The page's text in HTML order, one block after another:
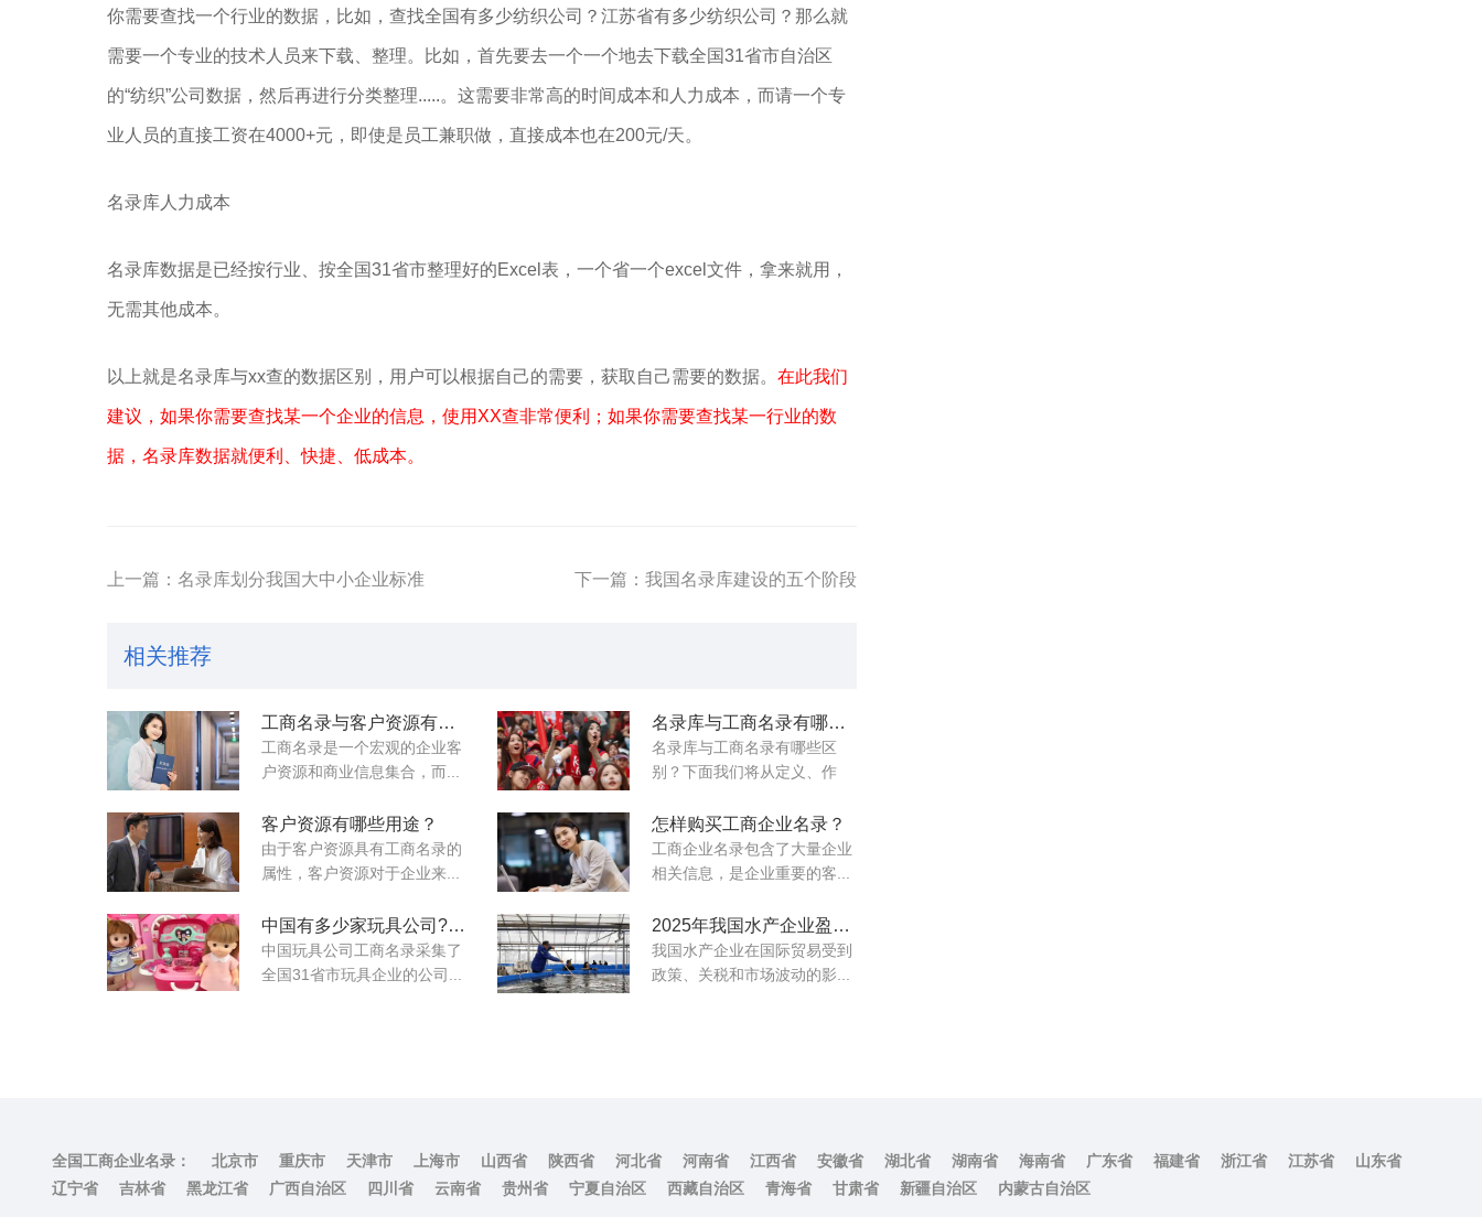
你需要查找一个行业的数据，比如，查找全国有多少纺织公司？江苏省有多少纺织公司？那么就
需要一个专业的技术人员来下载、整理。比如，首先要去一个一个地去下载全国31省市自治区
的“纺织”公司数据，然后再进行分类整理.....。这需要非常高的时间成本和人力成本，而请一个专
业人员的直接工资在4000+元，即使是员工兼职做，直接成本也在200元/天。
名录库人力成本
名录库数据是已经按行业、按全国31省市整理好的Excel表，一个省一个excel文件，拿来就用，
无需其他成本。
以上就是名录库与xx查的数据区别，用户可以根据自己的需要，获取自己需要的数据。 在此我们
建议，如果你需要查找某一个企业的信息，使用XX查非常便利；如果你需要查找某一行业的数
据，名录库数据就便利、快捷、低成本。
上一篇：名录库划分我国大中小企业标准 下一篇：我国名录库建设的五个阶段
相关推荐
工商名录与客户资源有什么区别？
工商名录是一个宏观的企业客
户资源和商业信息集合，而...
名录库与工商名录有哪些区别？
名录库与工商名录有哪些区
别？下面我们将从定义、作
客户资源有哪些用途？
由于客户资源具有工商名录的
属性，客户资源对于企业来...
怎样购买工商企业名录？
工商企业名录包含了大量企业
相关信息，是企业重要的客...
中国有多少家玩具公司?如何联系他们?
中国玩具公司工商名录采集了
全国31省市玩具企业的公司...
2025年我国水产企业盈利能力有不确定性风险
我国水产企业在国际贸易受到
政策、关税和市场波动的影...
全国工商企业名录： 北京市 重庆市 天津市 上海市 山西省 陕西省 河北省 河南省 江西省 安徽省 湖北省 湖南省 海南省 广东省 福建省 浙江省 江苏省
山东省
辽宁省
吉林省 黑龙江省 广西自治区 四川省 云南省 贵州省 宁夏自治区 西藏自治区 青海省 甘肃省 新疆自治区 内蒙古自治区